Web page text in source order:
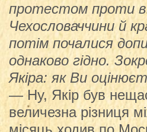
протестом проти
Чехословаччини й
потім почалися
однаково гідно.
Якіра: як Ви
— Ну, Якір був
величезна різниця